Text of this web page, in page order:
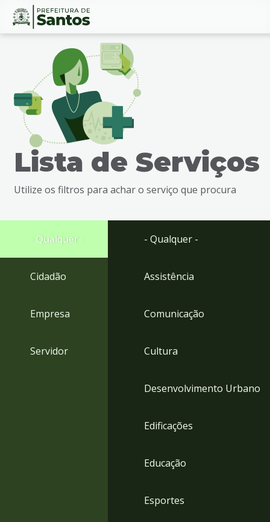
Ir
busca
Ir
rodapé
Conteúdo
Lista de Serviços
Utilize os filtros para achar o serviço que procura
- Qualquer -
Cidadão
Empresa
Servidor
- Qualquer -
Assistência
Comunicação
Cultura
Desenvolvimento Urbano
Edificações
Educação
Esportes